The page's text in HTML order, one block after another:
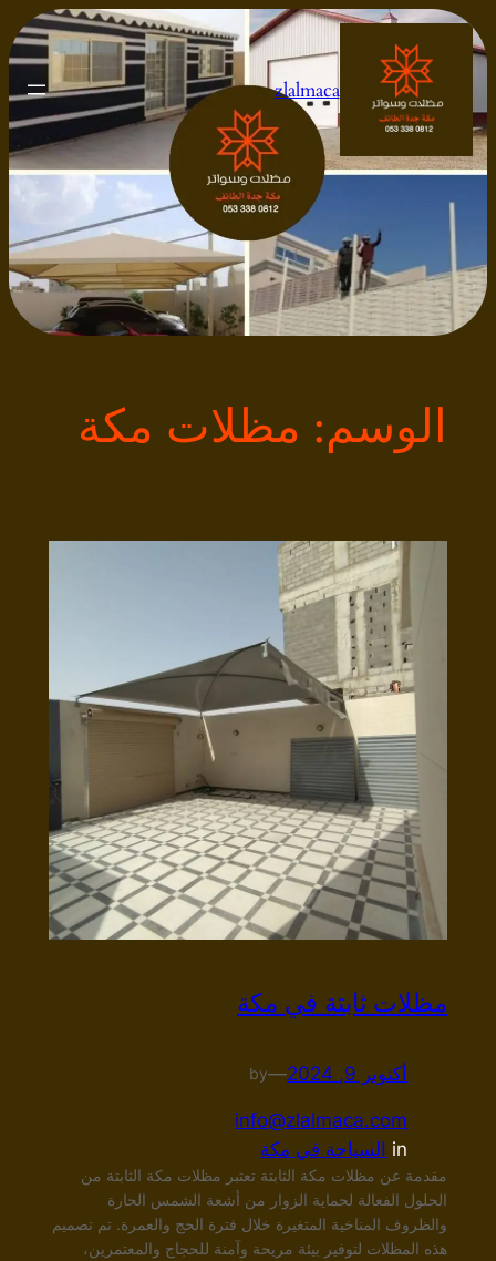
تخطى
إلى
المحتوى
zlalmaca
الوسم: مظلات مكة
مظلات ثابتة في مكة
أكتوبر 9, 2024 —
by
info@zlalmaca.com
in السياحة في مكة
مقدمة عن مظلات مكة الثابتة تعتبر مظلات مكة الثابتة من
الحلول الفعالة لحماية الزوار من أشعة الشمس الحارة
والظروف المناخية المتغيرة خلال فترة الحج والعمرة. تم تصميم
هذه المظلات لتوفير بيئة مريحة وآمنة للحجاج والمعتمرين،